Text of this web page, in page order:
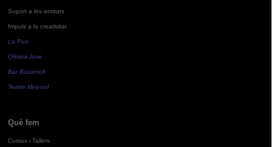
Suport a les entitats
Impuls a la creativitat
La Pua
Oficina Jove
Bar Bocamoll
Teatre Mira-sol
Què fem
Cursos i Tallers